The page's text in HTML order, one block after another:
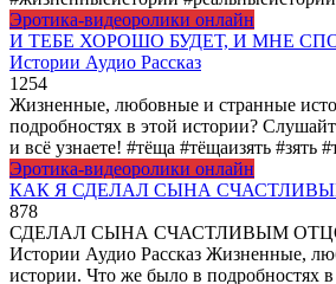
Эротика-видеоролики онлайн
И ТЕБЕ ХОРОШО БУДЕТ, И МНЕ
Истории Аудио Рассказ
1254
Жизненные, любовные и странные
подробностях в этой истории?
и всё узнаете! #тёща #тёщаизять #зять
Эротика-видеоролики онлайн
КАК Я СДЕЛАЛ СЫНА
878
СДЕЛАЛ СЫНА СЧАСТЛИВЫМ
Истории Аудио Рассказ Жизненные,
истории. Что же было в подробностях